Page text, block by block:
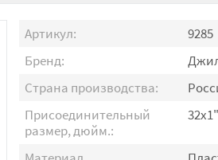
Артикул:
9285
Бренд:
Страна производства:
Присоединительный
размер, дюйм.:
32х1"